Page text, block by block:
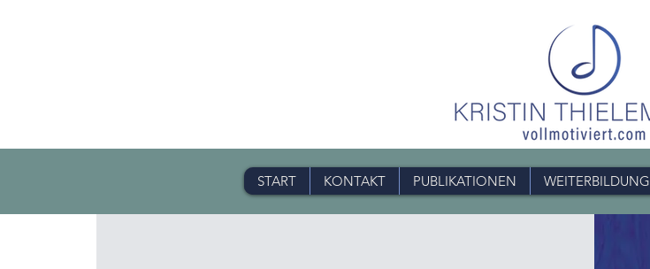
START KONTAKT PUBLIKATIONEN WEITERBILDUNG